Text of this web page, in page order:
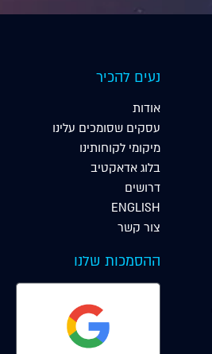
נעים להכיר
אודות
עסקים שסומכים עלינו
מיקומי לקוחותינו
בלוג אדאקטיב
דרושים
ENGLISH
צור קשר
ההסמכות שלנו